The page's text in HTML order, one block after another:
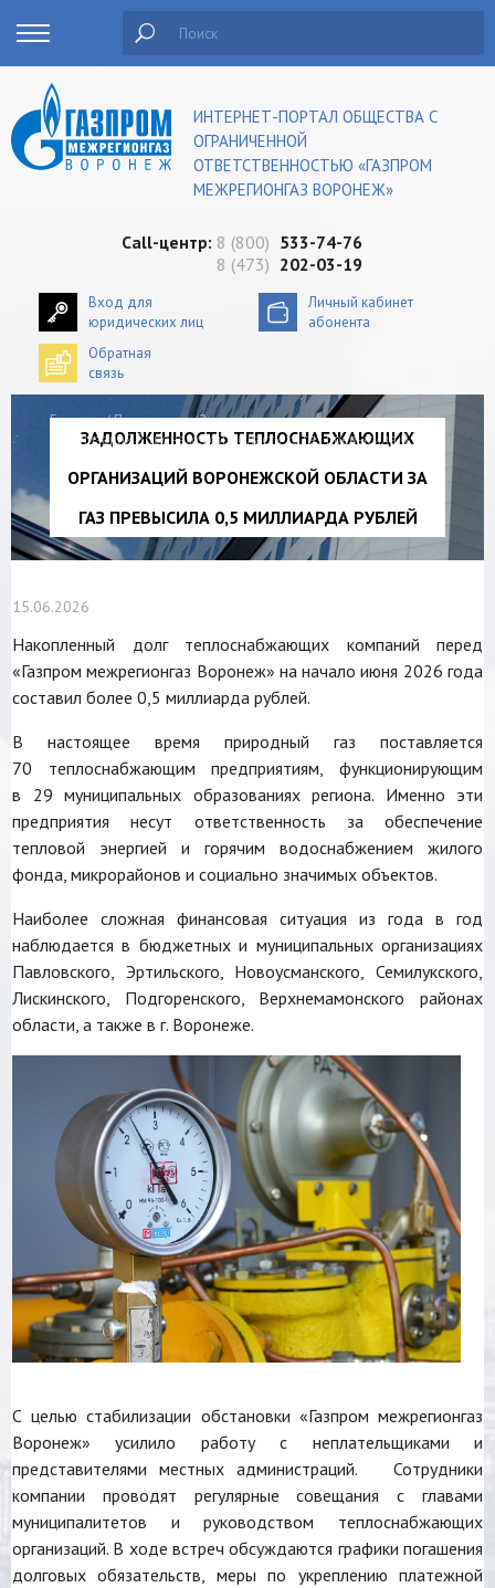
ИНТЕРНЕТ-ПОРТАЛ ОБЩЕСТВА С
ОГРАНИЧЕННОЙ
ОТВЕТСТВЕННОСТЬЮ «ГАЗПРОМ
МЕЖРЕГИОНГАЗ ВОРОНЕЖ»
Сall-центр: 8 (800) 533-74-76
8 (473) 202-03-19
Вход для
юридических лиц
Личный кабинет
абонента
Обратная
связь
Поиск
Главная/Пресс-центр/Задолженность теплоснабжающих
организаций Воронежской области за газ превысила 0,5
ЗАДОЛЖЕННОСТЬ ТЕПЛОСНАБЖАЮЩИХ
ОРГАНИЗАЦИЙ ВОРОНЕЖСКОЙ ОБЛАСТИ ЗА
ГАЗ ПРЕВЫСИЛА 0,5 МИЛЛИАРДА РУБЛЕЙ
15.06.2026
Накопленный долг теплоснабжающих компаний перед
«Газпром межрегионгаз Воронеж» на начало июня 2026 года
составил более 0,5 миллиарда рублей.
В настоящее время природный газ поставляется
70 теплоснабжающим предприятиям, функционирующим
в 29 муниципальных образованиях региона. Именно эти
предприятия несут ответственность за обеспечение
тепловой энергией и горячим водоснабжением жилого
фонда, микрорайонов и социально значимых объектов.
Наиболее сложная финансовая ситуация из года в год
наблюдается в бюджетных и муниципальных организациях
Павловского, Эртильского, Новоусманского, Семилукского,
Лискинского, Подгоренского, Верхнемамонского районах
области, а также в г. Воронеже.
С целью стабилизации обстановки «Газпром межрегионгаз
Воронеж» усилило работу с неплательщиками и
представителями местных администраций. Сотрудники
компании проводят регулярные совещания с главами
муниципалитетов и руководством теплоснабжающих
организаций. В ходе встреч обсуждаются графики погашения
долговых обязательств, меры по укреплению платежной